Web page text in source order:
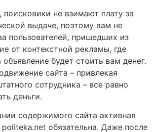
не взимают плату за
выдаче, поэтому вам не
пользователей, пришедших из
от контекстной рекламы, где
будет стоить вам денег.
сайта – привлекая
сотрудника – все равно
деньги.
содержимого сайта активная
politeka.net обязательна. Даже после